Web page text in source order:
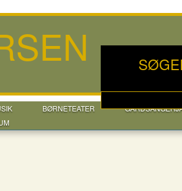
BØRNETEATER